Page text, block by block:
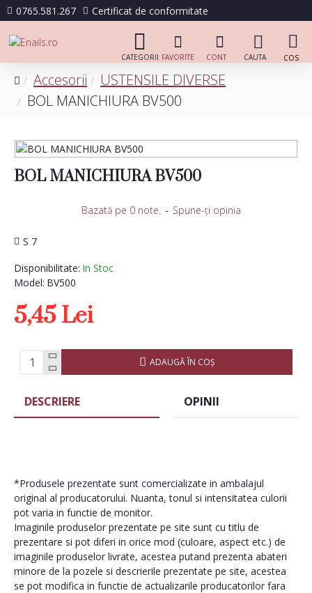
0765.581.267 Certificat de conformitate
Accesorii
USTENSILE DIVERSE
BOL MANICHIURA BV500
BOL MANICHIURA BV500
Disponibilitate: In Stoc
Model: BV500
S 7
Bazată pe 0 note. - Spune-ţi opinia
5,45 Lei
ADAUGĂ ÎN COŞ
DESCRIERE OPINII
*Produsele prezentate sunt comercializate in ambalajul
original al producatorului. Nuanta, tonul si intensitatea culorii
pot varia in functie de monitor.
Imaginile produselor prezentate pe site sunt cu titlu de
prezentare si pot diferi in orice mod (culoare, aspect etc.) de
imaginile produselor livrate, acestea putand prezenta abateri
minore de la pozele si descrierile prezentate pe site, acestea
se pot modifica in functie de actualizarile producatorilor fara